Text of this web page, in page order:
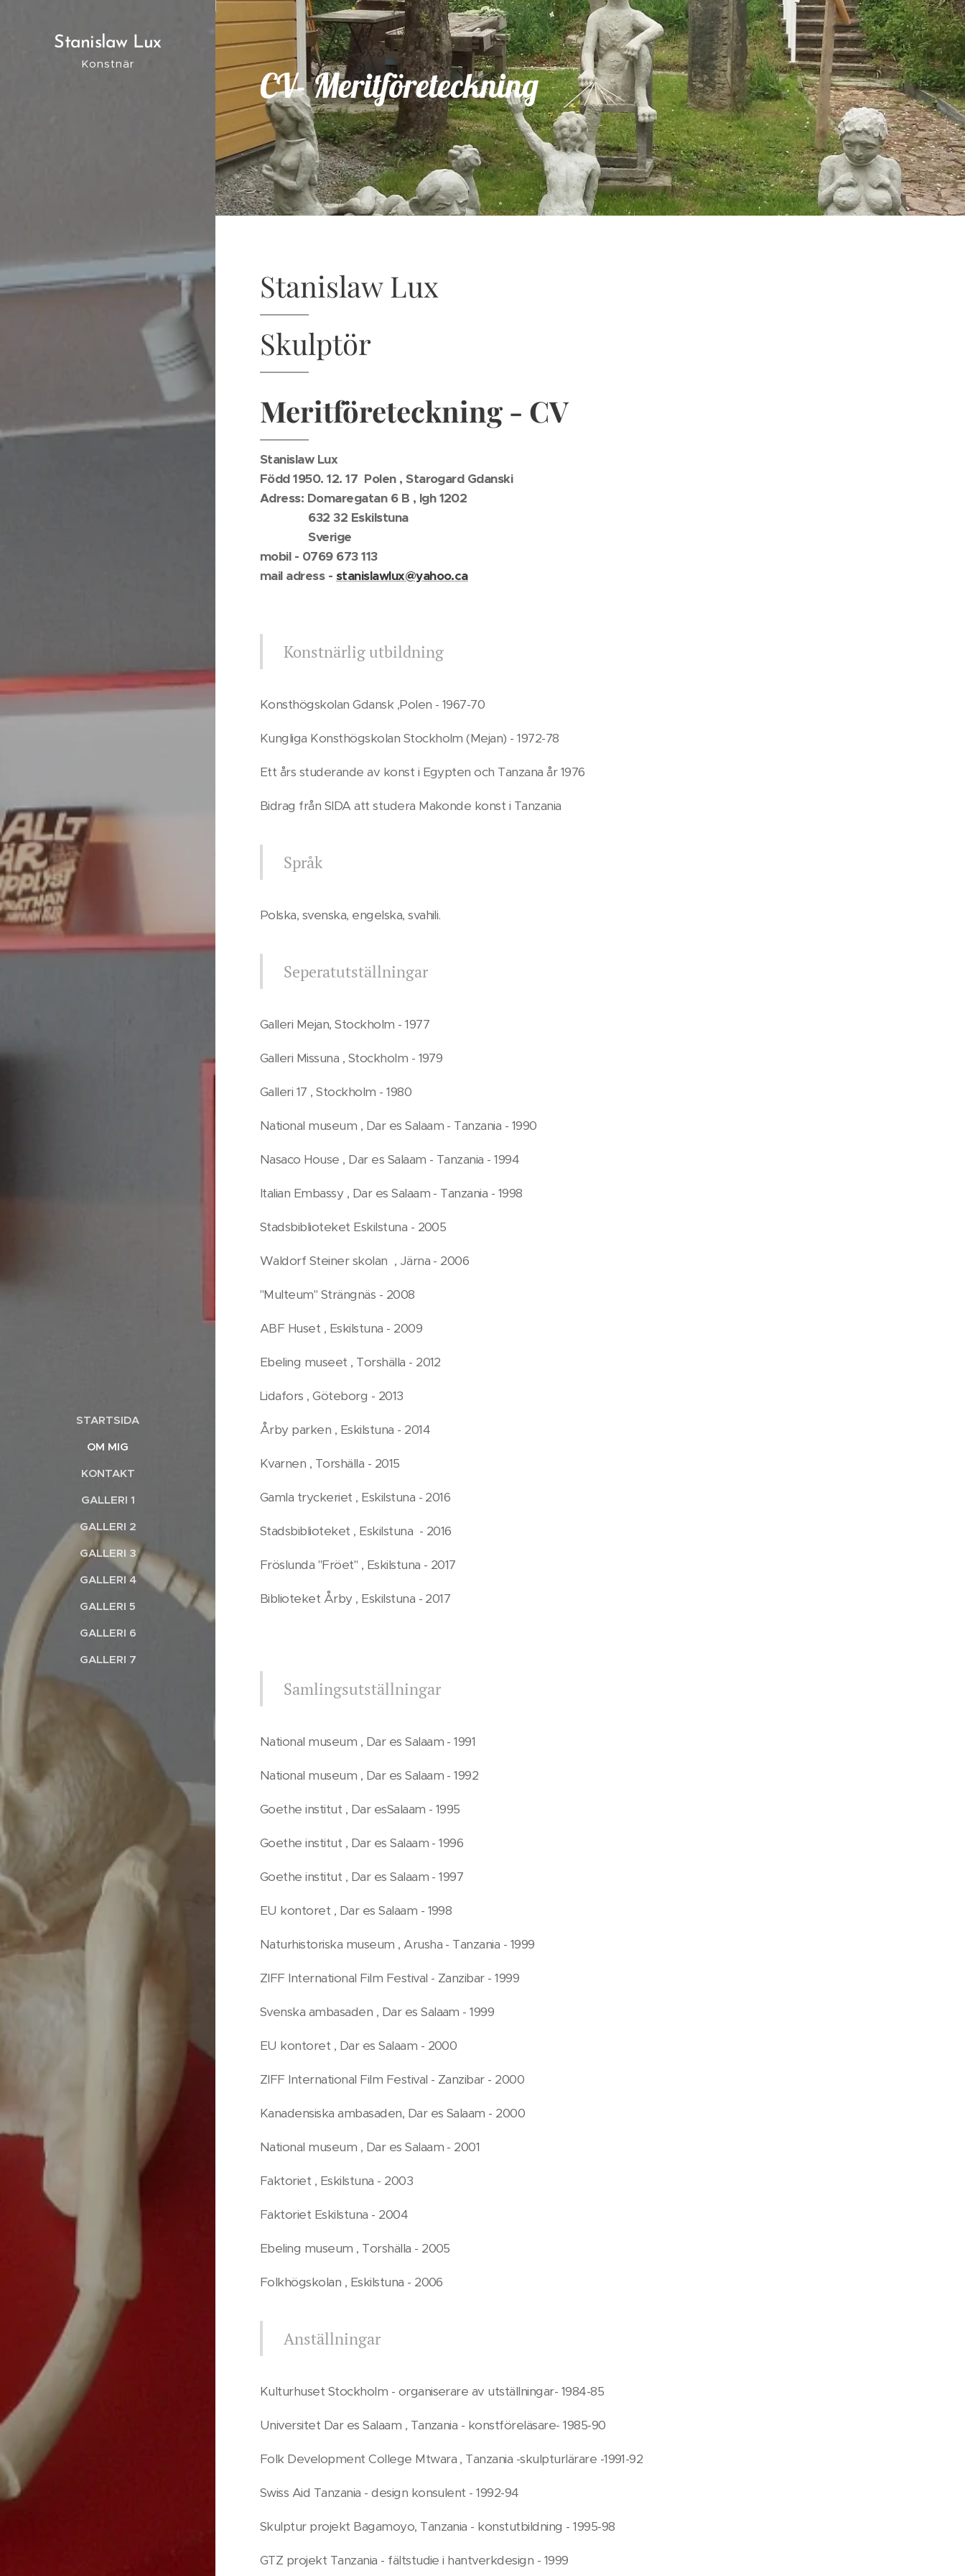
Stanislaw Lux
Konstnär
STARTSIDA
OM MIG
KONTAKT
GALLERI 1
GALLERI 2
GALLERI 3
GALLERI 4
GALLERI 5
GALLERI 6
GALLERI 7
CV- Meritföreteckning
Stanislaw Lux
Skulptör
Meritföreteckning - CV
Stanislaw Lux
Född 1950. 12. 17 Polen , Starogard Gdanski
Adress: Domaregatan 6 B , lgh 1202
632 32 Eskilstuna
Sverige
mobil - 0769 673 113
mail adress - stanislawlux@yahoo.ca
Konstnärlig utbildning
Konsthögskolan Gdansk ,Polen - 1967-70
Kungliga Konsthögskolan Stockholm (Mejan) - 1972-78
Ett års studerande av konst i Egypten och Tanzana år 1976
Bidrag från SIDA att studera Makonde konst i Tanzania
Språk
Polska, svenska, engelska, svahili.
Seperatutställningar
Galleri Mejan, Stockholm - 1977
Galleri Missuna , Stockholm - 1979
Galleri 17 , Stockholm - 1980
National museum , Dar es Salaam - Tanzania - 1990
Nasaco House , Dar es Salaam - Tanzania - 1994
Italian Embassy , Dar es Salaam - Tanzania - 1998
Stadsbiblioteket Eskilstuna - 2005
Waldorf Steiner skolan , Järna - 2006
"Multeum" Strängnäs - 2008
ABF Huset , Eskilstuna - 2009
Ebeling museet , Torshälla - 2012
Lidafors , Göteborg - 2013
Årby parken , Eskilstuna - 2014
Kvarnen , Torshälla - 2015
Gamla tryckeriet , Eskilstuna - 2016
Stadsbiblioteket , Eskilstuna - 2016
Fröslunda "Fröet" , Eskilstuna - 2017
Biblioteket Årby , Eskilstuna - 2017
Samlingsutställningar
National museum , Dar es Salaam - 1991
National museum , Dar es Salaam - 1992
Goethe institut , Dar esSalaam - 1995
Goethe institut , Dar es Salaam - 1996
Goethe institut , Dar es Salaam - 1997
EU kontoret , Dar es Salaam - 1998
Naturhistoriska museum , Arusha - Tanzania - 1999
ZIFF International Film Festival - Zanzibar - 1999
Svenska ambasaden , Dar es Salaam - 1999
EU kontoret , Dar es Salaam - 2000
ZIFF International Film Festival - Zanzibar - 2000
Kanadensiska ambasaden, Dar es Salaam - 2000
National museum , Dar es Salaam - 2001
Faktoriet , Eskilstuna - 2003
Faktoriet Eskilstuna - 2004
Ebeling museum , Torshälla - 2005
Folkhögskolan , Eskilstuna - 2006
Anställningar
Kulturhuset Stockholm - organiserare av utställningar- 1984-85
Universitet Dar es Salaam , Tanzania - konstföreläsare- 1985-90
Folk Development College Mtwara , Tanzania -skulpturlärare -1991-92
Swiss Aid Tanzania - design konsulent - 1992-94
Skulptur projekt Bagamoyo, Tanzania - konstutbildning - 1995-98
GTZ projekt Tanzania - fältstudie i hantverkdesign - 1999